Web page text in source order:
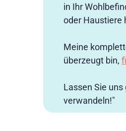
in Ihr
oder Haustiere
Meine
überzeugt bin,
Lassen Sie
verwandeln!"